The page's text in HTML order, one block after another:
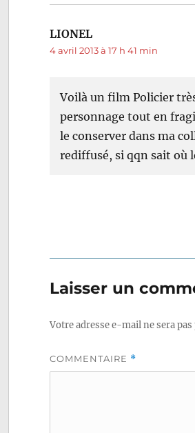
LIONEL
4 avril 2013 à 17 h 41 min
Voilà un film Policier
personnage tout en
le conserver dans ma
rediffusé, si qqn sait où
Laisser un
Votre adresse e-mail ne sera pas
COMMENTAIRE *